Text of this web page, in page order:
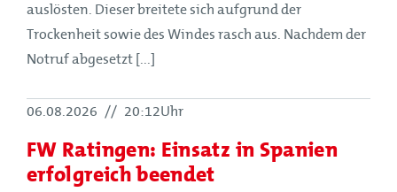
auslösten. Dieser breitete sich aufgrund der
Trockenheit sowie des Windes rasch aus. Nachdem der
Notruf abgesetzt [...]
06.08.2026 // 20:12Uhr
FW Ratingen: Einsatz in Spanien
erfolgreich beendet